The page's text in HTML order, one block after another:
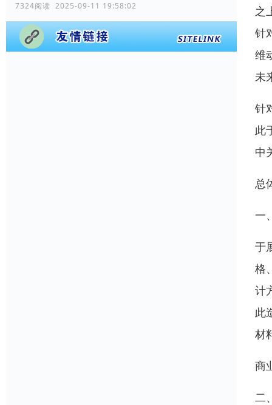
7324阅读 2025-09-11 19:58:02
之
针
维
未
针
此
中
总
一
于
格
计
此
材
商
二